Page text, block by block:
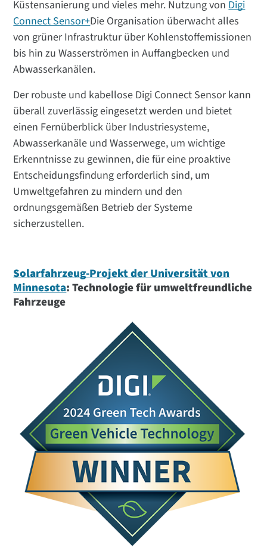
Küstensanierung und vieles mehr. Nutzung vonDigi
Connect Sensor+Die Organisation überwacht alles
von grüner Infrastruktur über Kohlenstoffemissionen
bis hin zu Wasserströmen in Auffangbecken und
Abwasserkanälen.
Der robuste und kabellose Digi Connect Sensor kann
überall zuverlässig eingesetzt werden und bietet
einen Fernüberblick über Industriesysteme,
Abwasserkanäle und Wasserwege, um wichtige
Erkenntnisse zu gewinnen, die für eine proaktive
Entscheidungsfindung erforderlich sind, um
Umweltgefahren zu mindern und den
ordnungsgemäßen Betrieb der Systeme
sicherzustellen.
Solarfahrzeug-Projekt der Universität von
Minnesota: Technologie für umweltfreundliche
Fahrzeuge